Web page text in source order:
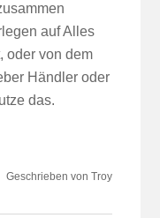
auf Alles
oder von dem
Händler oder
das.
Geschrieben von Troy